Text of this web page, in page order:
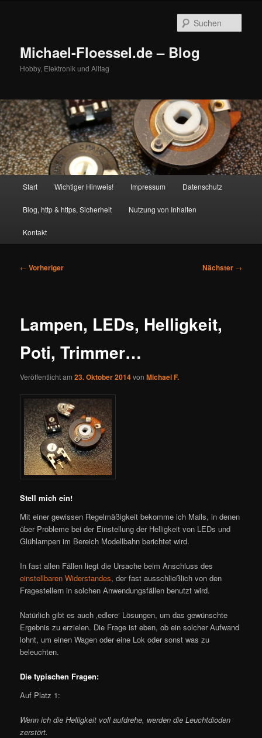
Michael-Floessel.de – Blog
Hobby, Elektronik und Alltag
Start Wichtiger Hinweis! Impressum Datenschutz
Blog, http & https, Sicherheit Nutzung von Inhalten
Kontakt
Beitragsnavigation
← Vorheriger Nächster →
Lampen, LEDs, Helligkeit,
Poti, Trimmer…
Veröffentlicht am23. Oktober 2014vonMichael F.
Stell mich ein!
Mit einer gewissen Regelmäßigkeit bekomme ich Mails, in denen
über Probleme bei der Einstellung der Helligkeit von LEDs und
Glühlampen im Bereich Modellbahn berichtet wird.
In fast allen Fällen liegt die Ursache beim Anschluss des
einstellbaren Widerstandes, der fast ausschließlich von den
Fragestellern in solchen Anwendungsfällen benutzt wird.
Natürlich gibt es auch ‚edlere‘ Lösungen, um das gewünschte
Ergebnis zu erzielen. Die Frage ist eben, ob ein solcher Aufwand
lohnt, um einen Wagen oder eine Lok oder sonst was zu
beleuchten.
Die typischen Fragen:
Auf Platz 1:
Wenn ich die Helligkeit voll aufdrehe, werden die Leuchtdioden
zerstört.